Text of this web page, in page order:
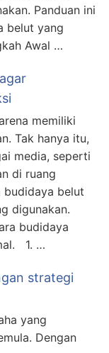
Panduan ini
belut yang
Awal …
memiliki
Tak hanya itu,
media, seperti
di ruang
budidaya belut
digunakan.
budidaya
1. …
strategi
yang
Dengan